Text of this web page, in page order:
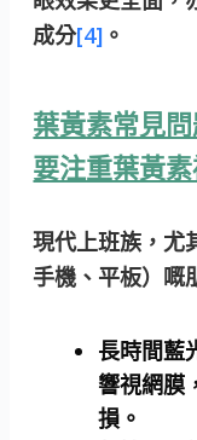
成分[4] 。
葉黃素常見
要注重葉黃素
現代上班族，尤
手機、平板）嘅
長時間藍
響視網膜
損。